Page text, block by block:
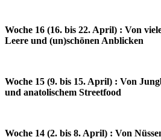
Woche 16 (16. bis 22. April) : Von
Leere und (un)schönen Anblicken
Woche 15 (9. bis 15. April) : Von
und anatolischem Streetfood
Woche 14 (2. bis 8. April) : Von